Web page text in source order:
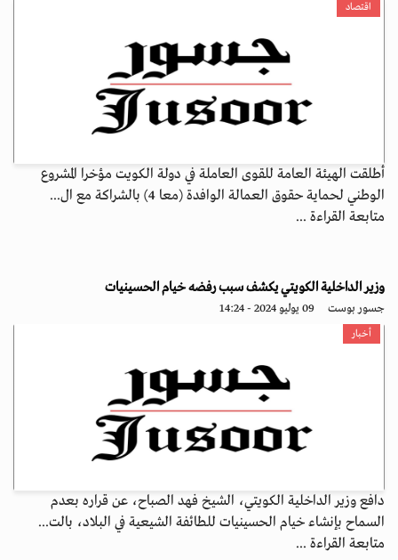
اقتصاد
أطلقت الهيئة العامة للقوى العاملة في دولة الكويت مؤخرا المشروع
الوطني لحماية حقوق العمالة الوافدة (معا 4) بالشراكة مع ال...
متابعة القراءة ...
وزير الداخلية الكويتي يكشف سبب رفضه خيام الحسينيات
جسور بوست 09 يوليو 2024 - 14:24
أخبار
دافع وزير الداخلية الكويتي، الشيخ فهد الصباح، عن قراره بعدم
السماح بإنشاء خيام الحسينيات للطائفة الشيعية في البلاد، بالت...
متابعة القراءة ...